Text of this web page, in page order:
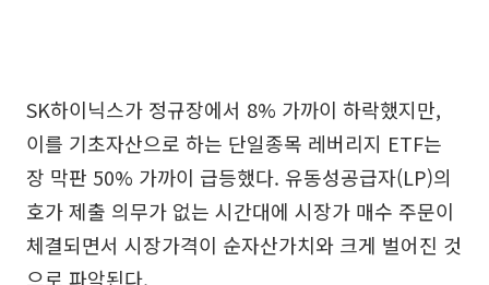
SK하이닉스가 정규장에서 8% 가까이 하락했지만,
이를 기초자산으로 하는 단일종목 레버리지 ETF는
장 막판 50% 가까이 급등했다. 유동성공급자(LP)의
호가 제출 의무가 없는 시간대에 시장가 매수 주문이
체결되면서 시장가격이 순자산가치와 크게 벌어진 것
으로 파악된다.